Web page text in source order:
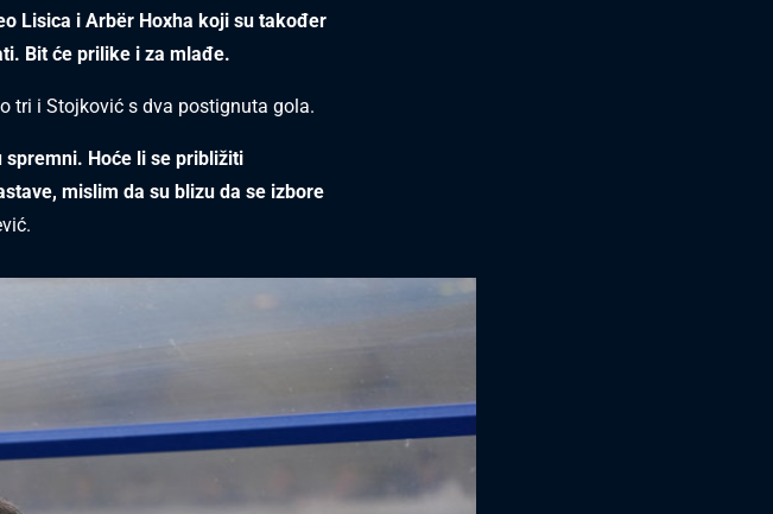
Lisica i Arbër Hoxha koji su također
Bit će prilike i za mlađe.
tri i Stojković s dva postignuta gola.
spremni. Hoće li se približiti
mislim da su blizu da se izbore